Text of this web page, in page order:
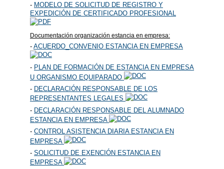
- MODELO DE SOLICITUD DE REGISTRO Y
EXPEDICIÓN DE CERTIFICADO PROFESIONAL
Documentación organización estancia en empresa:
- ACUERDO_CONVENIO ESTANCIA EN EMPRESA
- PLAN DE FORMACIÓN DE ESTANCIA EN EMPRESA
U ORGANISMO EQUIPARADO
- DECLARACIÓN RESPONSABLE DE LOS
REPRESENTANTES LEGALES
- DECLARACIÓN RESPONSABLE DEL ALUMNADO
ESTANCIA EN EMPRESA
- CONTROL ASISTENCIA DIARIA ESTANCIA EN
EMPRESA
- SOLICITUD DE EXENCIÓN ESTANCIA EN
EMPRESA